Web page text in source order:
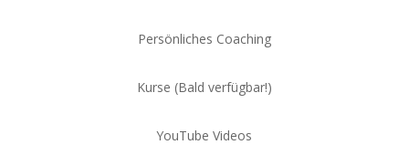
Persönliches Coaching
Kurse (Bald verfügbar!)
YouTube Videos